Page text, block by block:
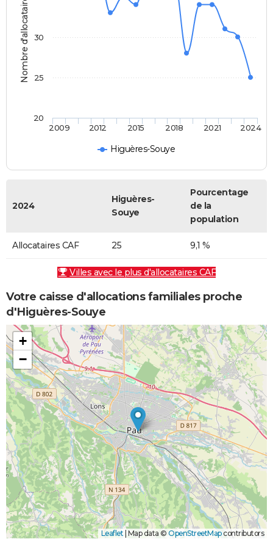
Nombre d'allocataires
Higuères-Souye
2009 2012 2015 2018 2021 2024
20
25
30
2024
Higuères-
Souye
Pourcentage
de la
population
Allocataires CAF 25 9,1 %
Villes avec le plus d'allocataires CAF
Votre caisse d'allocations familiales proche
d'Higuères-Souye
+
−
Leaflet Map data © OpenStreetMapcontributors